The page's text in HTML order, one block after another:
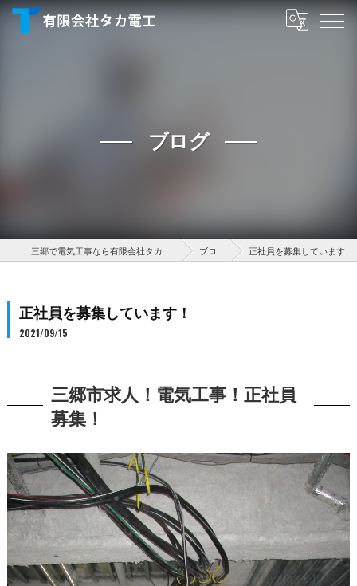
ブログ
ブログ 正社員を募集しています！
正社員を募集しています！
2021/09/15
三郷市求人！電気工事！正社員
募集！